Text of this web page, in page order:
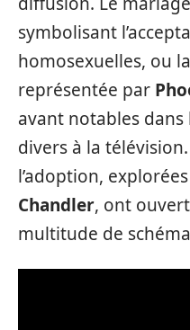
symbolisant
homosexuelles, ou la
représentée par
avant notables
divers à la
l’adoption,
Chandler, ont
multitude de